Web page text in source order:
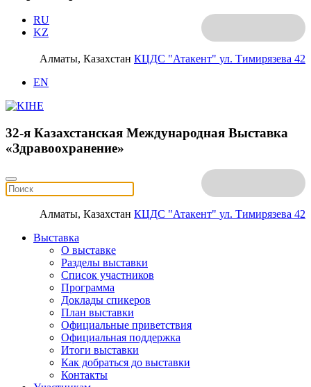
Алматы, Казахстан КЦДС "Атакент" ул. Тимирязева 42
RU
KZ
EN
32-я Казахстанская Международная Выставка
«Здравоохранение»
Алматы, Казахстан КЦДС "Атакент" ул. Тимирязева 42
Выставка
О выставке
Разделы выставки
Список участников
Программа
Доклады спикеров
План выставки
Официальные приветствия
Официальная поддержка
Итоги выставки
Как добраться до выставки
Контакты